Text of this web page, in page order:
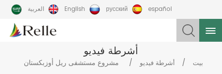
العربية English русский español
أشرطة فيديو
بيت / أشرطة فيديو / مشروع مستشفى ريل أوزبكستان